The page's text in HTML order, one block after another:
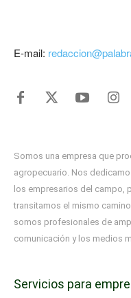
E-mail:
Somos una empresa que
agropecuario. Nos
los empresarios del campo,
transitamos el mismo
somos profesionales de
comunicación y los medios
Servicios para